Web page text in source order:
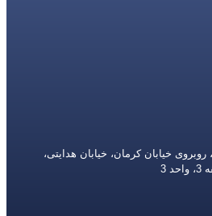
خیابان کرمان، خیابان هدایتی،